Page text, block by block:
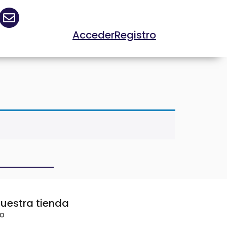
AccederRegistro
tienda